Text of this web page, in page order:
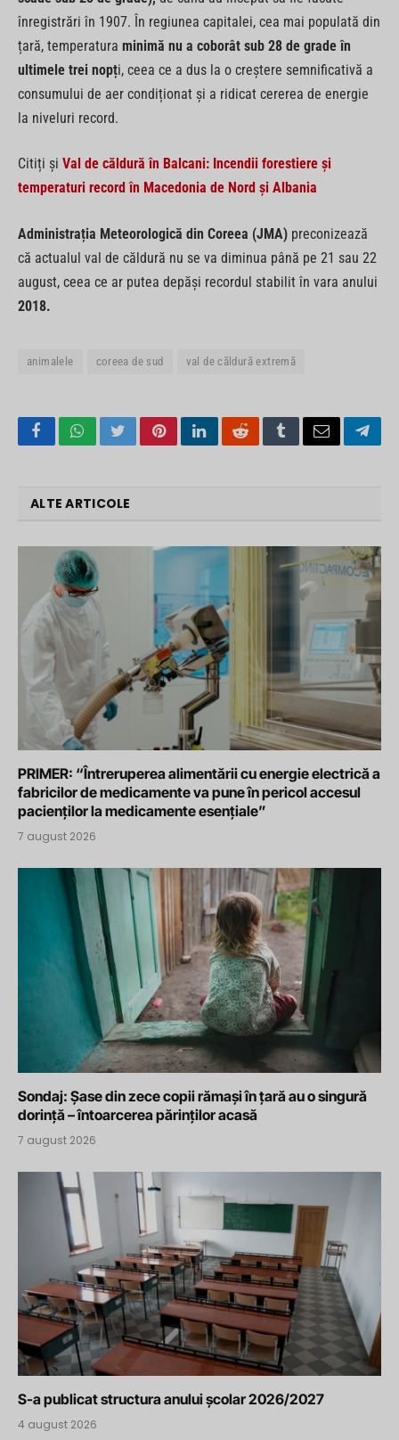
înregistrări în 1907. În regiunea capitalei, cea mai populată din
țară, temperatura minimă nu a coborât sub 28 de grade în
ultimele trei nopți, ceea ce a dus la o creștere semnificativă a
consumului de aer condiționat și a ridicat cererea de energie
la niveluri record.
Citiți și Val de căldură în Balcani: Incendii forestiere și
temperaturi record în Macedonia de Nord și Albania
Administrația Meteorologică din Coreea (JMA) preconizează
că actualul val de căldură nu se va diminua până pe 21 sau 22
august, ceea ce ar putea depăși recordul stabilit în vara anului
2018.
animalele coreea de sud val de căldură extremă
FacebookWhatsApp
TwitterPinterestLinkedInRedditTumblrEmail
ALTE ARTICOLE
PRIMER: “Întreruperea alimentării cu energie electrică a
fabricilor de medicamente va pune în pericol accesul
pacienților la medicamente esențiale”
7 august 2026
Sondaj: Șase din zece copii rămași în țară au o singură
dorință – întoarcerea părinților acasă
7 august 2026
S-a publicat structura anului școlar 2026/2027
4 august 2026